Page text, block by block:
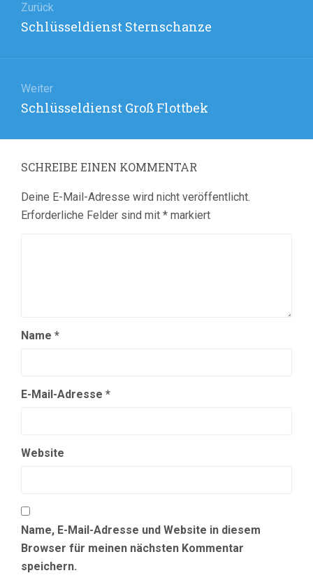
Zurück
Vorheriger
Schlüsseldienst Sternschanze
Weiter
Nächster
Schlüsseldienst Groß Flottbek
SCHREIBE EINEN KOMMENTAR
Deine E-Mail-Adresse wird nicht veröffentlicht.
Erforderliche Felder sind mit * markiert
Name *
E-Mail-Adresse *
Website
Name, E-Mail-Adresse und Website in diesem
Browser für meinen nächsten Kommentar
speichern.